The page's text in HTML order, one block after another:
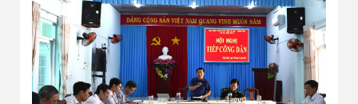
Nhà đất bán 03